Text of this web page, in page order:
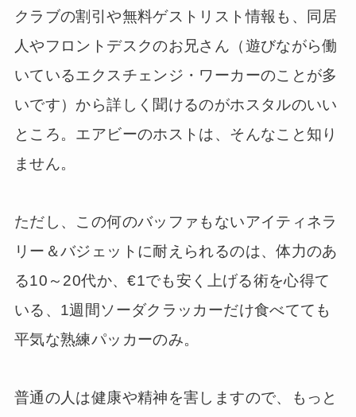
クラブの割引や無料ゲストリスト情報も、同居
人やフロントデスクのお兄さん（遊びながら働
いているエクスチェンジ・ワーカーのことが多
いです）から詳しく聞けるのがホスタルのいい
ところ。エアビーのホストは、そんなこと知り
ません。
ただし、この何のバッファもないアイティネラ
リー＆バジェットに耐えられるのは、体力のあ
る10～20代か、€1でも安く上げる術を心得て
いる、1週間ソーダクラッカーだけ食べてても
平気な熟練パッカーのみ。
普通の人は健康や精神を害しますので、もっと